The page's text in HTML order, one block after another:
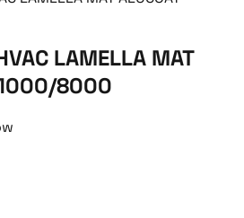
LAMELLA MAT
8000